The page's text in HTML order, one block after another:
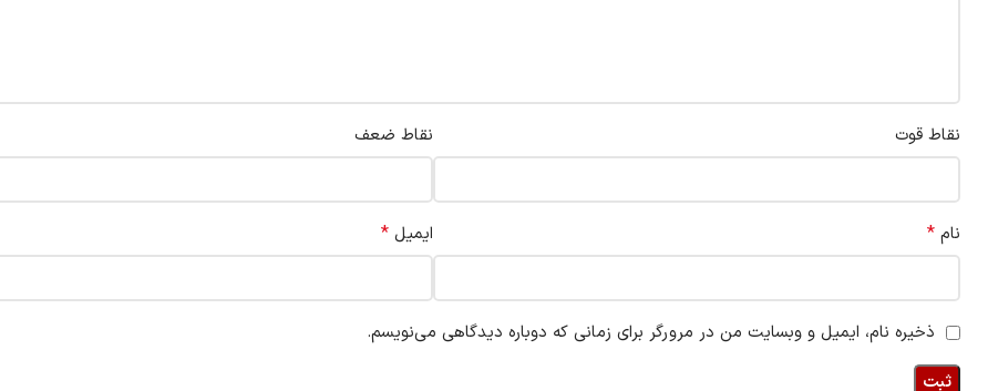
نقاط قوت نقاط ضعف
نام * ایمیل *
ذخیره نام، ایمیل و وبسایت من در مرورگر برای زمانی که دوباره دیدگاهی می‌نویسم.